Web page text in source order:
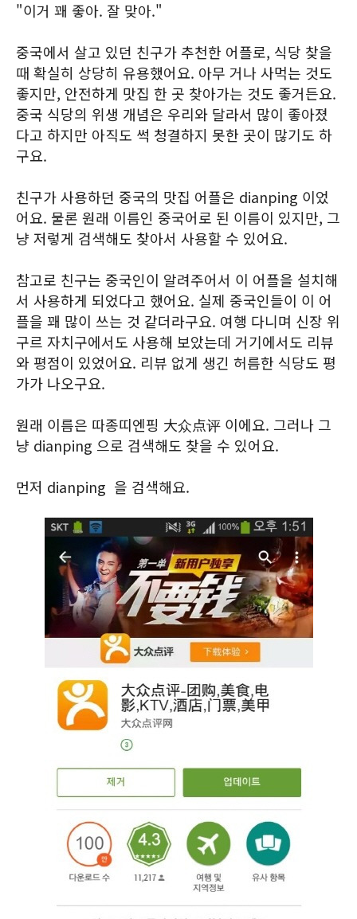
"이거 꽤 좋아. 잘 맞아."
중국에서 살고 있던 친구가 추천한 어플로, 식당 찾을
때 확실히 상당히 유용했어요. 아무 거나 사먹는 것도
좋지만, 안전하게 맛집 한 곳 찾아가는 것도 좋거든요.
중국 식당의 위생 개념은 우리와 달라서 많이 좋아졌
다고 하지만 아직도 썩 청결하지 못한 곳이 많기도 하
구요.
친구가 사용하던 중국의 맛집 어플은 dianping 이었
어요. 물론 원래 이름인 중국어로 된 이름이 있지만, 그
냥 저렇게 검색해도 찾아서 사용할 수 있어요.
참고로 친구는 중국인이 알려주어서 이 어플을 설치해
서 사용하게 되었다고 했어요. 실제 중국인들이 이 어
플을 꽤 많이 쓰는 것 같더라구요. 여행 다니며 신장 위
구르 자치구에서도 사용해 보았는데 거기에서도 리뷰
와 평점이 있었어요. 리뷰 없게 생긴 허름한 식당도 평
가가 나오구요.
원래 이름은 따종띠엔핑 大众点评 이에요. 그러나 그
냥 dianping 으로 검색해도 찾을 수 있어요.
먼저 dianping 을 검색해요.